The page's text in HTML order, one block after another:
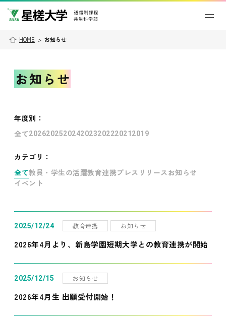
HOME > お知らせ
お知らせ
年度別 ：
全て202620252024202320222021 2019
カテゴリ：
全て教員・学生の活躍教育連携プレスリリース お知らせ
イベント
2025/12/24 教育連携 お知らせ
2026年4月より、新島学園短期大学との教育連携が開始
2025/12/15 お知らせ
2026年4月生 出願受付開始！